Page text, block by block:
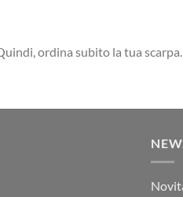
ordina subito la tua scarpa.